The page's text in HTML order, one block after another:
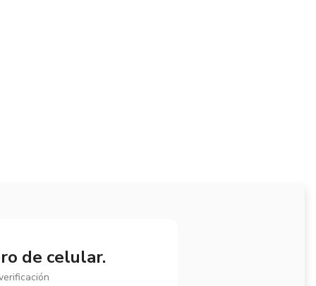
de celular.